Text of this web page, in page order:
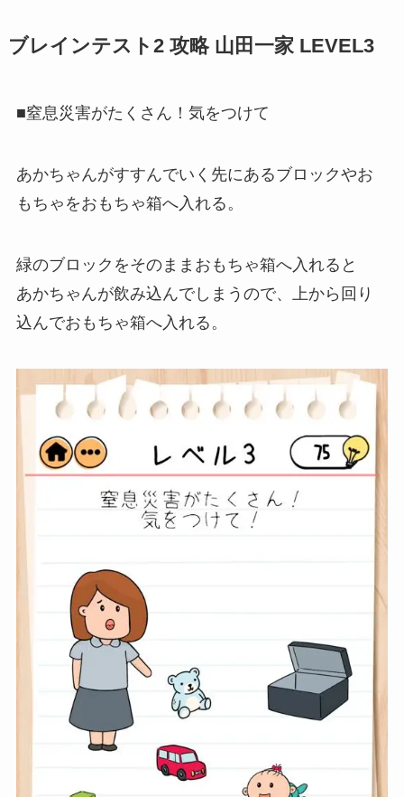
ブレインテスト2 攻略 山田一家 LEVEL3
■窒息災害がたくさん！気をつけて
あかちゃんがすすんでいく先にあるブロックやお
もちゃをおもちゃ箱へ入れる。
緑のブロックをそのままおもちゃ箱へ入れると
あかちゃんが飲み込んでしまうので、上から回り
込んでおもちゃ箱へ入れる。